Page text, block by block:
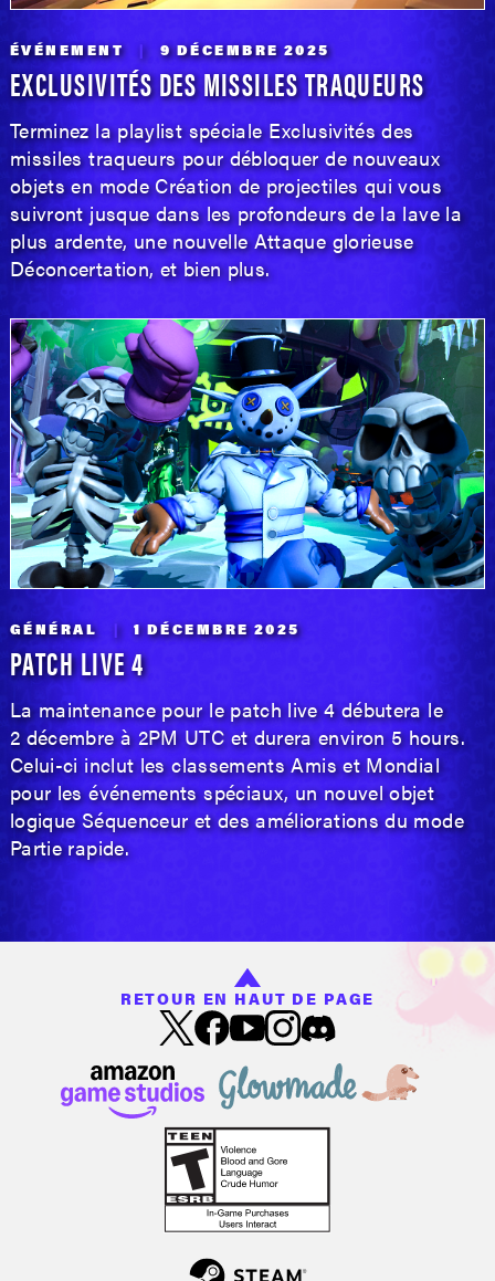
ÉVÉNEMENT 9 DÉCEMBRE 2025
EXCLUSIVITÉS DES MISSILES TRAQUEURS
Terminez la playlist spéciale Exclusivités des
missiles traqueurs pour débloquer de nouveaux
objets en mode Création de projectiles qui vous
suivront jusque dans les profondeurs de la lave la
plus ardente, une nouvelle Attaque glorieuse
Déconcertation, et bien plus.
GÉNÉRAL 1 DÉCEMBRE 2025
PATCH LIVE 4
La maintenance pour le patch live 4 débutera le
2 décembre à 2PM UTC et durera environ 5 hours.
Celui-ci inclut les classements Amis et Mondial
pour les événements spéciaux, un nouvel objet
logique Séquenceur et des améliorations du mode
Partie rapide.
RETOUR EN HAUT DE PAGE